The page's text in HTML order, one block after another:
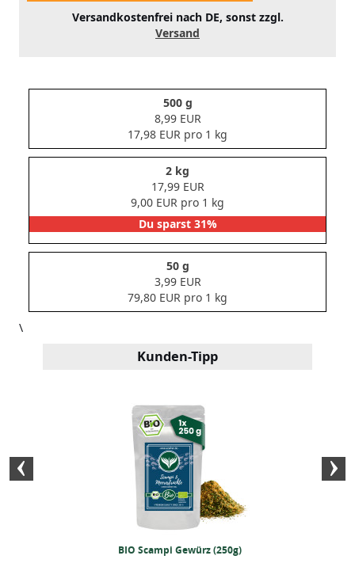
Versandkostenfrei nach DE, sonst zzgl.
Versand
500 g
8,99 EUR
17,98 EUR pro 1 kg
2 kg
17,99 EUR
9,00 EUR pro 1 kg
Du sparst 31%
50 g
3,99 EUR
79,80 EUR pro 1 kg
\
Kunden-Tipp
BIO Scampi Gewürz (250g)